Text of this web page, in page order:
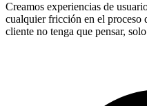
Creamos experiencias de
cualquier fricción en el proceso
cliente no tenga que pensar,